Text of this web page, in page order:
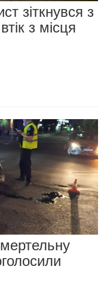
зіткнувся з
з місця